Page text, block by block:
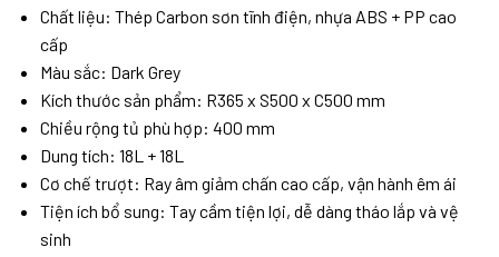
Chất liệu: Thép Carbon sơn tĩnh điện, nhựa ABS + PP cao
cấp
Màu sắc: Dark Grey
Kích thước sản phẩm: R365 x S500 x C500 mm
Chiều rộng tủ phù hợp: 400 mm
Dung tích: 18L + 18L
Cơ chế trượt: Ray âm giảm chấn cao cấp, vận hành êm ái
Tiện ích bổ sung: Tay cầm tiện lợi, dễ dàng tháo lắp và vệ
sinh